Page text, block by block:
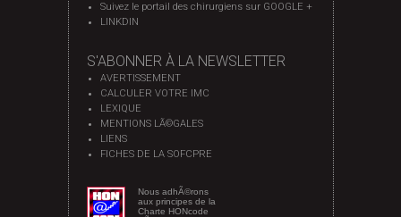
Suivez le portail des chirurgiens sur GOOGLE +
LINKDIN
S'ABONNER À LA NEWSLETTER
AVERTISSEMENT
CALCULER VOTRE IMC
LEXIQUE
MENTIONS LÃ©GALES
LIENS
FICHES DE LA SOFCPRE
Nous adhÃ©rons
aux principes de la
Charte HONcode